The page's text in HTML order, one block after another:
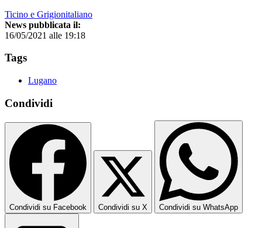
Ticino e Grigionitaliano
News pubblicata il:
16/05/2021 alle 19:18
Tags
Lugano
Condividi
Condividi su Facebook Condividi su X Condividi su WhatsApp